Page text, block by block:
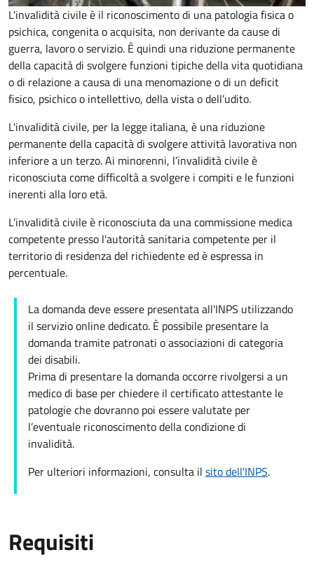
L'invalidità civile è il riconoscimento di una patologia fisica o
psichica, congenita o acquisita, non derivante da cause di
guerra, lavoro o servizio. È quindi una riduzione permanente
della capacità di svolgere funzioni tipiche della vita quotidiana
o di relazione a causa di una menomazione o di un deficit
fisico, psichico o intellettivo, della vista o dell’udito.
L'invalidità civile, per la legge italiana, è una riduzione
permanente della capacità di svolgere attività lavorativa non
inferiore a un terzo. Ai minorenni, l’invalidità civile è
riconosciuta come difficoltà a svolgere i compiti e le funzioni
inerenti alla loro età.
L’invalidità civile è riconosciuta da una commissione medica
competente presso l'autorità sanitaria competente per il
territorio di residenza del richiedente ed è espressa in
percentuale.
La domanda deve essere presentata all'INPS utilizzando
il servizio online dedicato. È possibile presentare la
domanda tramite patronati o associazioni di categoria
dei disabili.
Prima di presentare la domanda occorre rivolgersi a un
medico di base per chiedere il certificato attestante le
patologie che dovranno poi essere valutate per
l’eventuale riconoscimento della condizione di
invalidità.
Per ulteriori informazioni, consulta il sito dell'INPS.
Requisiti